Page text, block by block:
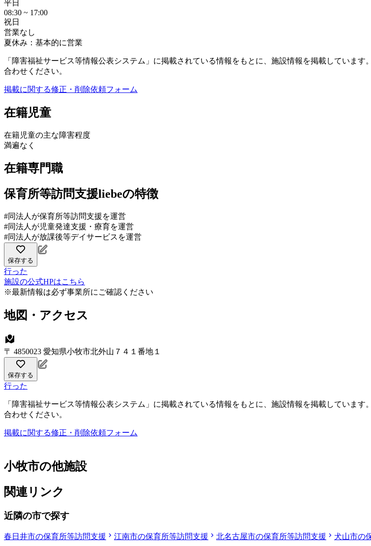
平日
08:30 ~ 17:00
祝日
営業なし
夏休み：基本的に営業
「障害福祉サービス等情報公表システム」に掲載されている情報をもとに、施設情報を掲載していま
合わせください。
掲載に関する修正・削除依頼フォーム
在籍児童
在籍児童の主な障害程度
満遍なく
在籍専門職
保育所等訪問支援liebeの特徴
#同法人が保育所等訪問支援を運営
#同法人が児童発達支援・療育を運営
#同法人が放課後等デイサービスを運営
保存する
行った
施設の公式HPはこちら
※最新情報は必ず事業所にご確認ください
地図・アクセス
〒 4850023 愛知県小牧市北外山７４１番地１
保存する
行った
「障害福祉サービス等情報公表システム」に掲載されている情報をもとに、施設情報を掲載していま
合わせください。
掲載に関する修正・削除依頼フォーム
小牧市の他施設
関連リンク
近隣の市で探す
春日井市の保育所等訪問支援 江南市の保育所等訪問支援 北名古屋市の保育所等訪問支援 犬山市の